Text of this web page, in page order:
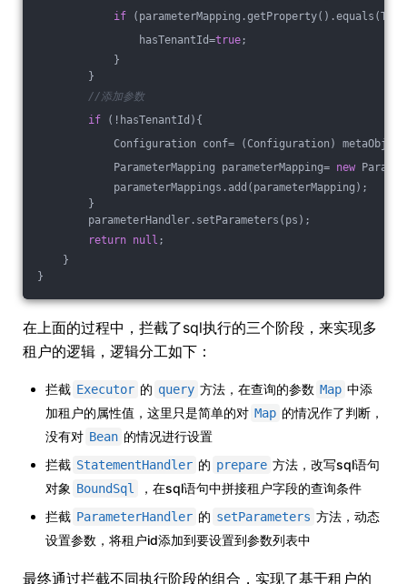
if
hasTenantId=true;
}
}
//添加参数
if (!hasTenantId){
Configuration conf= (Configuration)
ParameterMapping parameterMapping= new
parameterMappings.add(parameterMapping);
}
parameterHandler.setParameters(ps);
return null ;
}
}
在上面的过程中，拦截了sql执行的三个阶段，来实现多
租户的逻辑，逻辑分工如下：
拦截 Executor 的 query 方法，在查询的参数 Map 中添
加租户的属性值，这里只是简单的对 Map 的情况作了判断，
没有对 Bean 的情况进行设置
拦截 StatementHandler 的 prepare 方法，改写sql语句
对象 BoundSql
，在sql语句中拼接租户字段的查询条件
拦截 ParameterHandler 的 setParameters 方法，动态
设置参数，将租户id添加到要设置到参数列表中
最终通过拦截不同执行阶段的组合，实现了基于租户的